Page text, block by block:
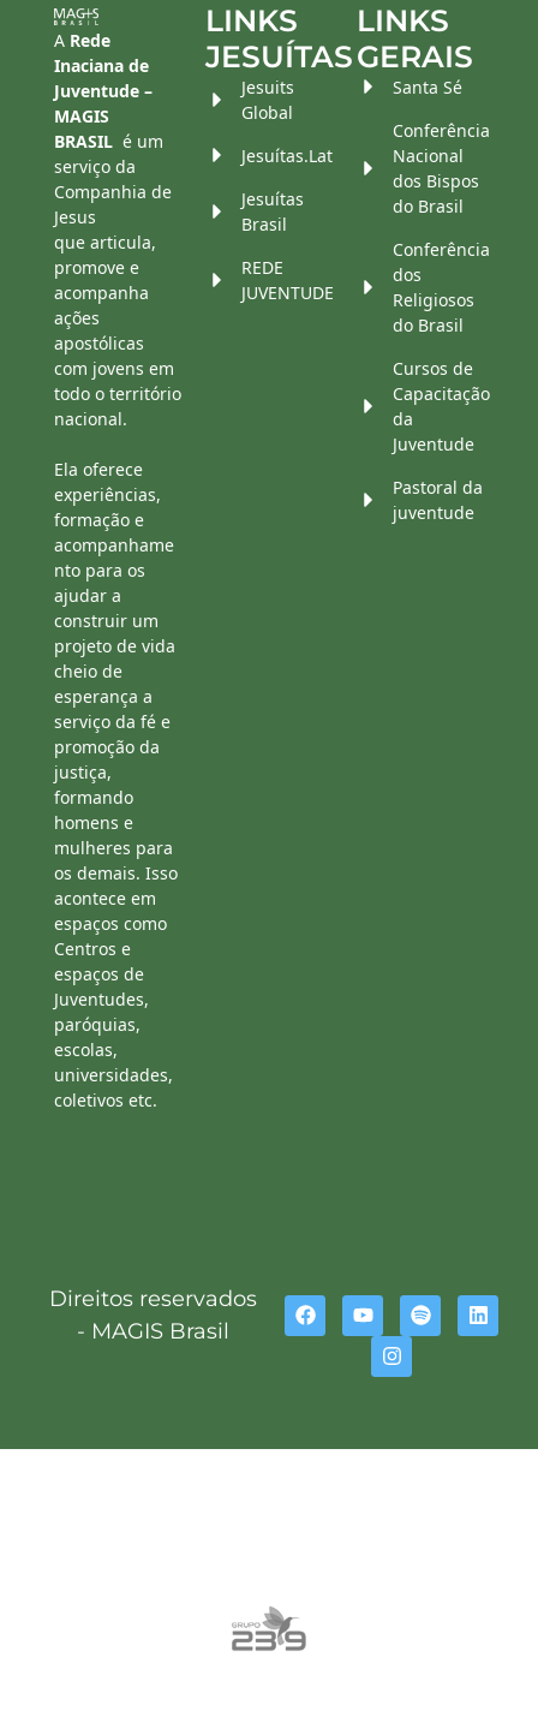
A Rede
Inaciana de
Juventude –
MAGIS
BRASIL é um
serviço da
Companhia de
Jesus
que articula,
promove e
acompanha
ações
apostólicas
com jovens em
todo o território
nacional.
Ela oferece
experiências,
formação e
acompanhame
nto para os
ajudar a
construir um
projeto de vida
cheio de
esperança a
serviço da fé e
promoção da
justiça,
formando
homens e
mulheres para
os demais. Isso
acontece em
espaços como
Centros e
espaços de
Juventudes,
paróquias,
escolas,
universidades,
coletivos etc.
LINKS
JESUÍTAS
Jesuits
Global
Jesuítas.Lat
Jesuítas
Brasil
REDE
JUVENTUDE
LINKS
GERAIS
Santa Sé
Conferência
Nacional
dos Bispos
do Brasil
Conferência
dos
Religiosos
do Brasil
Cursos de
Capacitação
da
Juventude
Pastoral da
juventude
Direitos reservados
- MAGIS Brasil